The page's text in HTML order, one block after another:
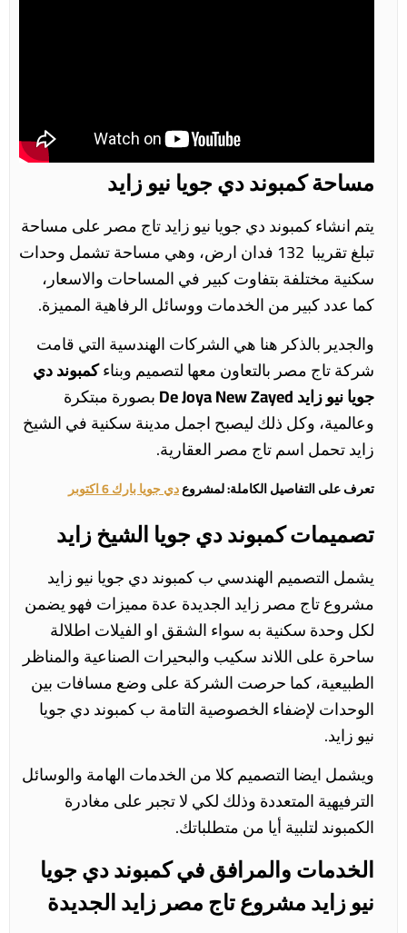
مساحة كمبوند دي جويا نيو زايد
يتم انشاء كمبوند دي جويا نيو زايد تاج مصر على مساحة
تبلغ تقريبا 132 فدان ارض، وهي مساحة تشمل وحدات
سكنية مختلفة بتفاوت كبير في المساحات والاسعار،
كما عدد كبير من الخدمات ووسائل الرفاهية المميزة.
والجدير بالذكر هنا هي الشركات الهندسية التي قامت
شركة تاج مصر بالتعاون معها لتصميم وبناءكمبوند دي
جويا نيو زايد De Joya New Zayed
بصورة مبتكرة
وعالمية، وكل ذلك ليصبح اجمل مدينة سكنية في الشيخ
زايد تحمل اسم تاج مصر العقارية.
تعرف على التفاصيل الكاملة: لمشروعدي جويا بارك 6 اكتوبر
تصميمات كمبوند دي جويا الشيخ زايد
يشمل التصميم الهندسي ب كمبوند دي جويا نيو زايد
مشروع تاج مصر زايد الجديدة عدة مميزات فهو يضمن
لكل وحدة سكنية به سواء الشقق او الفيلات اطلالة
ساحرة على اللاند سكيب والبحيرات الصناعية والمناظر
الطبيعية، كما حرصت الشركة على وضع مسافات بين
الوحدات لإضفاء الخصوصية التامة ب كمبوند دي جويا
نيو زايد.
ويشمل ايضا التصميم كلا من الخدمات الهامة والوسائل
الترفيهية المتعددة وذلك لكي لا تجبر على مغادرة
الكمبوند لتلبية أيا من متطلباتك.
الخدمات والمرافق في كمبوند دي جويا
نيو زايد مشروع تاج مصر زايد الجديدة